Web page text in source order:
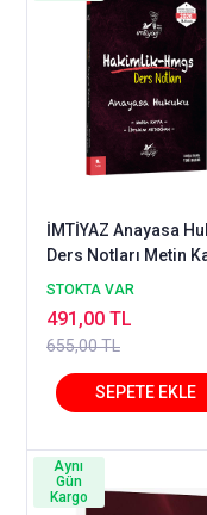
İMTİYAZ Anayasa
Ders Notları Metin
STOKTA VAR
655,00 TL
491,00 TL
Aynı
Gün
Kargo